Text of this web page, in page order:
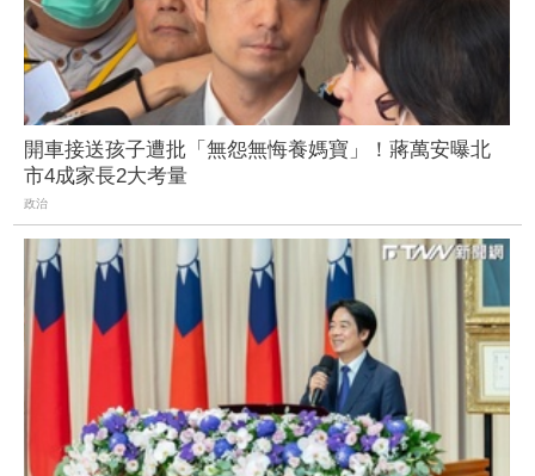
開車接送孩子遭批「無怨無悔養媽寶」！蔣萬安曝北
市4成家長2大考量
政治